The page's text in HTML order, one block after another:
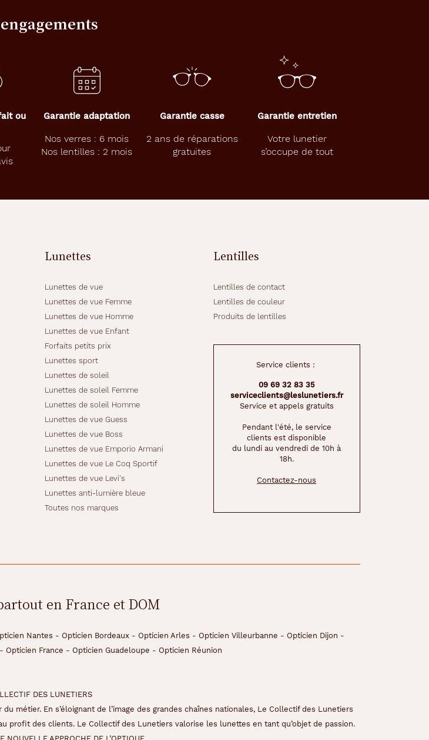
ou
Garantie adaptation
Nos verres : 6 mois
Nos lentilles : 2 mois
Garantie casse
2 ans de réparations
gratuites
Garantie entretien
Votre lunetier
s’occupe de tout
Lunettes
Lunettes de vue
Lunettes de vue Femme
Lunettes de vue Homme
Lunettes de vue Enfant
Forfaits petits prix
Lunettes sport
Lunettes de soleil
Lunettes de soleil Femme
Lunettes de soleil Homme
Lunettes de vue Guess
Lunettes de vue Boss
Lunettes de vue Emporio Armani
Lunettes de vue Le Coq Sportif
Lunettes de vue Levi's
Lunettes anti-lumière bleue
Toutes nos marques
Lentilles
Lentilles de contact
Lentilles de couleur
Produits de lentilles
Service clients :
09 69 32 83 35
serviceclients@leslunetiers.fr
Service et appels gratuits
Pendant l'été, le service
clients est disponible
du lundi au vendredi de 10h à
18h.
Contactez-nous
en France et DOM
Nantes - Opticien Bordeaux - Opticien Arles - Opticien Villeurbanne - Opticien Dijon -
- Opticien France - Opticien Guadeloupe - Opticien Réunion
DES LUNETIERS
métier. En s’éloignant de l’image des grandes chaînes nationales, Le Collectif des Lunetiers
des clients. Le Collectif des Lunetiers valorise les lunettes en tant qu’objet de passion.